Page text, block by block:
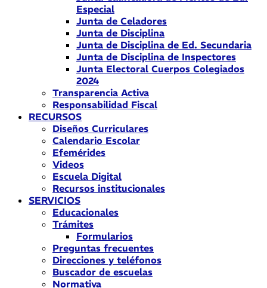
Especial
Junta de Celadores
Junta de Disciplina
Junta de Disciplina de Ed. Secundaria
Junta de Disciplina de Inspectores
Junta Electoral Cuerpos Colegiados
2024
Transparencia Activa
Responsabilidad Fiscal
RECURSOS
Diseños Curriculares
Calendario Escolar
Efemérides
Videos
Escuela Digital
Recursos institucionales
SERVICIOS
Educacionales
Trámites
Formularios
Preguntas frecuentes
Direcciones y teléfonos
Buscador de escuelas
Normativa